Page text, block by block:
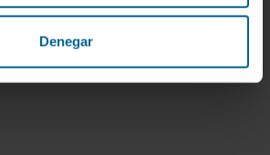
Denegar
Oncogenes y Dianas Efectoras